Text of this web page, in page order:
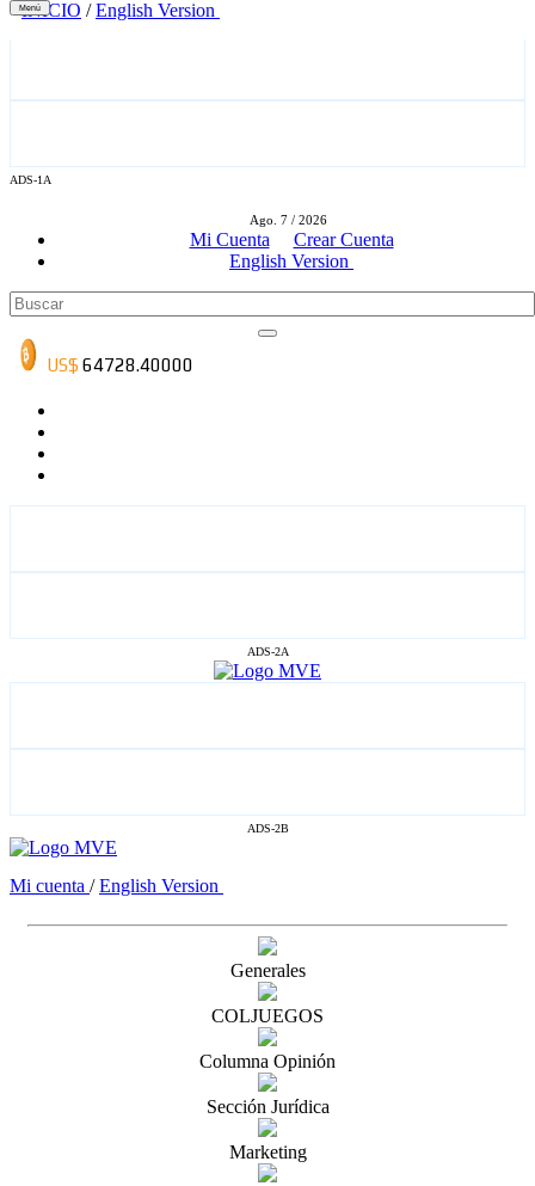
ADS-1A
Ago. 7 / 2026
Mi Cuenta
Crear Cuenta
English Version
ADS-2A
ADS-2B
Menú
INICIO /English Version
Mi cuenta /English Version
Generales
COLJUEGOS
Columna Opinión
Sección Jurídica
Marketing
ADS-3B